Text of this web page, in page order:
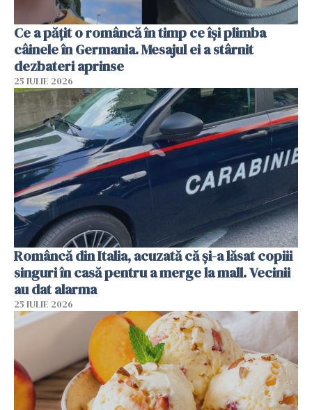
Ce a pățit o româncă în timp ce își plimba
câinele în Germania. Mesajul ei a stârnit
dezbateri aprinse
25 IULIE 2026
Româncă din Italia, acuzată că și-a lăsat copiii
singuri în casă pentru a merge la mall. Vecinii
au dat alarma
25 IULIE 2026